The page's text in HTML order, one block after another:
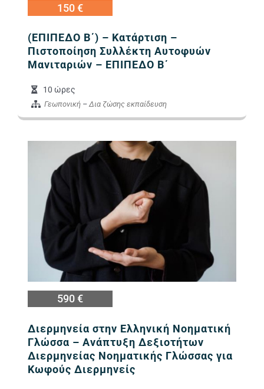
150 €
(ΕΠΙΠΕΔΟ Β΄) – Κατάρτιση –
Πιστοποίηση Συλλέκτη Αυτοφυών
Μανιταριών – ΕΠΙΠΕΔΟ Β΄
10 ώρες
Γεωπονική –Δια ζώσης εκπαίδευση
590 €
Διερμηνεία στην Ελληνική Νοηματική
Γλώσσα – Ανάπτυξη Δεξιοτήτων
Διερμηνείας Νοηματικής Γλώσσας για
Κωφούς Διερμηνείς